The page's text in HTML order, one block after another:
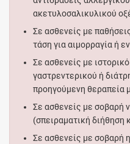
ακετυλοσαλικυλικού
Σε ασθενείς με
τάση για αιμορραγία ή
Σε ασθενείς με
γαστρεντερικού ή
προηγούμενη θεραπεία
Σε ασθενείς με σοβαρή
(σπειραματική
Σε ασθενείς με σοβαρή